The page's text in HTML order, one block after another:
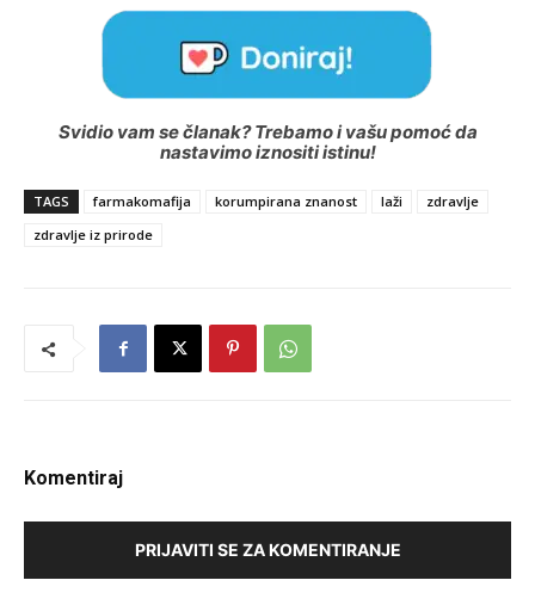
Svidio vam se članak? Trebamo i vašu pomoć da
nastavimo iznositi istinu!
TAGS farmakomafija korumpirana znanost laži
zdravlje
zdravlje iz prirode
Komentiraj
PRIJAVITI SE ZA KOMENTIRANJE